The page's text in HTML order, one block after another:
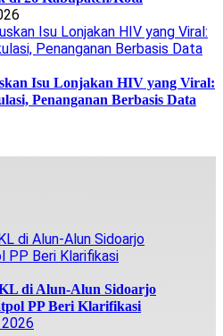
Isu Lonjakan HIV yang Viral:
Penanganan Berbasis Data
di Alun-Alun Sidoarjo
PP Beri Klarifikasi